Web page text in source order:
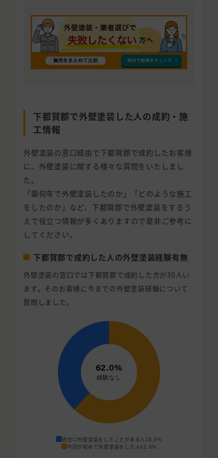
下都賀郡で外壁塗装した人の成約・施
工情報
外壁塗装の窓口経由で下都賀郡で成約したお客様
に、外壁塗装に関する様々な質問をいたしまし
た。
「築何年で外壁塗装したのか」「どのような施工
をしたのか」など、下都賀郡で外壁塗装をするう
えで役立つ情報が多くありますので是非ご参考に
してください。
下都賀郡で成約した人の外壁塗装経験有無
外壁塗装の窓口では下都賀郡で成約した方が30人い
ます。そのお客様に今までの外壁塗装経験について
質問しました。
過去に外壁塗装をしたことがある人 38.0%
今回が初めて外壁塗装をした人62.0%